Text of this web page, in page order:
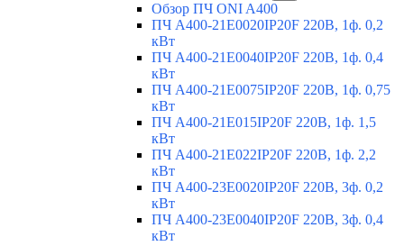
Обзор ПЧ ONI A400
ПЧ A400-21E0020IP20F 220В, 1ф. 0,2
кВт
ПЧ A400-21E0040IP20F 220В, 1ф. 0,4
кВт
ПЧ A400-21E0075IP20F 220В, 1ф. 0,75
кВт
ПЧ A400-21E015IP20F 220В, 1ф. 1,5
кВт
ПЧ A400-21E022IP20F 220В, 1ф. 2,2
кВт
ПЧ A400-23E0020IP20F 220В, 3ф. 0,2
кВт
ПЧ A400-23E0040IP20F 220В, 3ф. 0,4
кВт